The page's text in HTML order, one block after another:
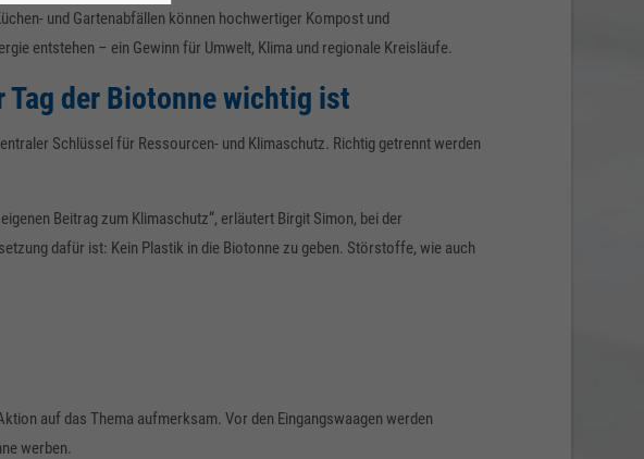
und Gartenabfällen können hochwertiger Kompost und
entstehen – ein Gewinn für Umwelt, Klima und regionale Kreisläufe.
Tag der Biotonne wichtig ist
Schlüssel für Ressourcen- und Klimaschutz. Richtig getrennt werden
Beitrag zum Klimaschutz“, erläutert Birgit Simon, bei der
dafür ist: Kein Plastik in die Biotonne zu geben. Störstoffe, wie auch
auf das Thema aufmerksam. Vor den Eingangswaagen werden
werben.